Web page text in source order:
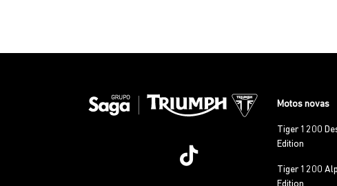
Motos novas
Tiger 1200
Edition
Tiger 1200